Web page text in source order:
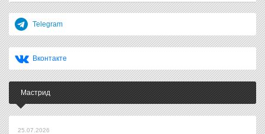
Telegram
Вконтакте
Мастрид
25.07.2026